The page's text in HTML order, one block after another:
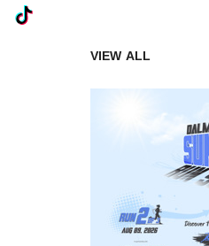
VIEW ALL